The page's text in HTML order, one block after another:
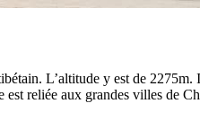
L’altitude y est de
reliée aux grandes villes de